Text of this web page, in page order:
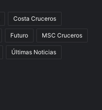
Costa Cruceros
Futuro MSC Cruceros
Últimas Noticias